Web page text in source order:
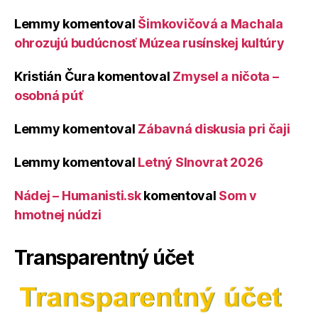
Lemmy komentoval Šimkovičová a Machala
ohrozujú budúcnosť Múzea rusínskej kultúry
Kristián Čura komentoval Zmysel a ničota –
osobná púť
Lemmy komentoval Zábavná diskusia pri čaji
Lemmy komentoval Letný Slnovrat 2026
Nádej – Humanisti.skkomentoval Som v
hmotnej núdzi
Transparentný účet